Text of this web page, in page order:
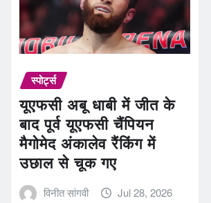
स्पोर्ट्स
यूएफसी अबू धाबी में जीत के
बाद पूर्व यूएफसी चैंपियन
मैगोमेद अंकालेव रैंकिंग में
उछाल से चूक गए
विनीत सांगवी
Jul 28, 2026